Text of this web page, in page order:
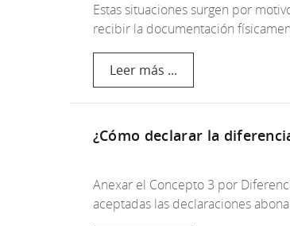
Estas situaciones surgen por
recibir la documentación
Leer más ...
¿Cómo declarar la
Anexar el Concepto 3 por
aceptadas las declaraciones